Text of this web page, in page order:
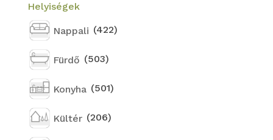
Helyiségek
Nappali (422)
Fürdő (503)
Konyha (501)
Kültér (206)